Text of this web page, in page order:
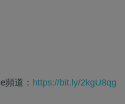
頻道： https://bit.ly/2kgU8qg